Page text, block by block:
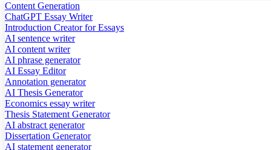
Content Generation
ChatGPT Essay Writer
Introduction Creator for Essays
AI sentence writer
AI content writer
AI phrase generator
AI Essay Editor
Annotation generator
AI Thesis Generator
Economics essay writer
Thesis Statement Generator
AI abstract generator
Dissertation Generator
AI statement generator